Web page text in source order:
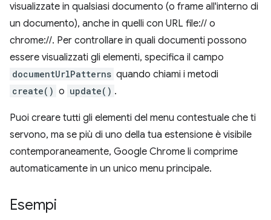
visualizzate in qualsiasi documento (o frame all'interno di
un documento), anche in quelli con URL file:// o
chrome://. Per controllare in quali documenti possono
essere visualizzati gli elementi, specifica il campo
documentUrlPatterns quando chiami i metodi
create() o update() .
Puoi creare tutti gli elementi del menu contestuale che ti
servono, ma se più di uno della tua estensione è visibile
contemporaneamente, Google Chrome li comprime
automaticamente in un unico menu principale.
Esempi